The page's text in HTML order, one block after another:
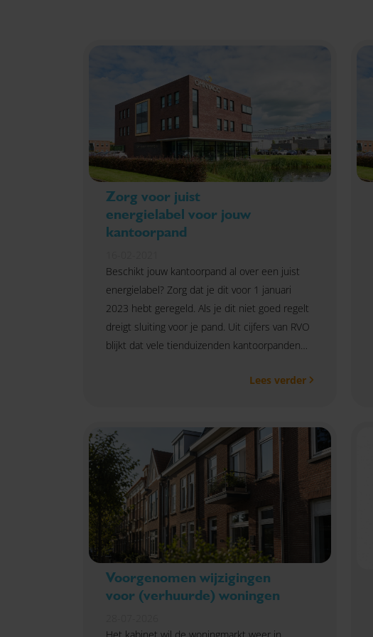
Zorg voor juist
energielabel voor jouw
kantoorpand
Beschikt jouw kantoorpand al over een juist
energielabel? Zorg dat je dit voor 1 januari
2023 hebt geregeld. Als je dit niet goed regelt
dreigt sluiting voor je pand. Uit cijfers van RVO
blijkt dat vele tienduizenden kantoorpanden
Lees verder
Voorgenomen wijzigingen
voor (verhuurde) woningen